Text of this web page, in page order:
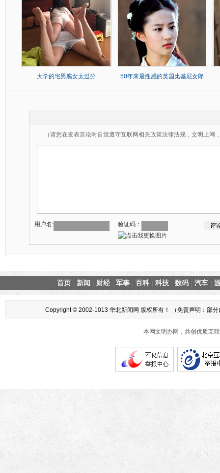
大学的宅男腐女太过分 50年来最性感的英国比基尼女郎
（请您在发表言论时自觉遵守互联网相关政策法律法规，文明上网
用户名: 验证码：
首页 新闻 财经 军事 百科 科技 数码 汽车
Copyright © 2002-1013 华北新闻网 版权所有！ （免责声明：部
本网文明办网，共创优质互